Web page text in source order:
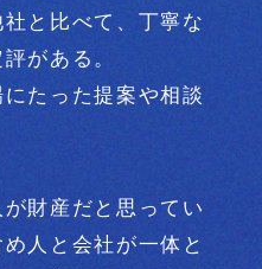
社と比べて、丁寧な
がある。
たった提案や相談
が財産だと思ってい
人と会社が一体と